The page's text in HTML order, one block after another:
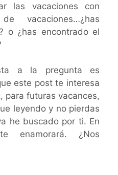
las vacaciones con
vacaciones…¿has
o ¿has encontrado el
a la pregunta es
este post te interesa
para futuras vacances,
leyendo y no pierdas
he buscado por ti. En
enamorará. ¿Nos